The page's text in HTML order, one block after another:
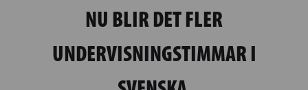
NU BLIR DET FLER
UNDERVISNINGSTIMMAR I